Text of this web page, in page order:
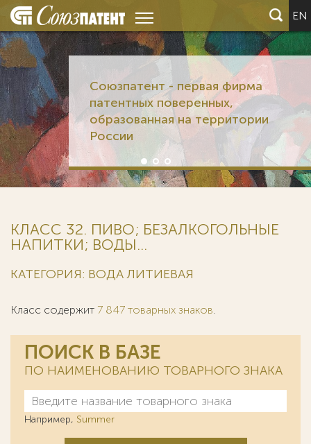
EN
Союзпатент - первая фирма
патентных поверенных,
образованная на территории
России
КЛАСС 32. ПИВО; БЕЗАЛКОГОЛЬНЫЕ
НАПИТКИ; ВОДЫ...
КАТЕГОРИЯ: ВОДА ЛИТИЕВАЯ
Класс содержит 7 847 товарных знаков.
ПОИСК В БАЗЕ
ПО НАИМЕНОВАНИЮ ТОВАРНОГО ЗНАКА
Например, Summer